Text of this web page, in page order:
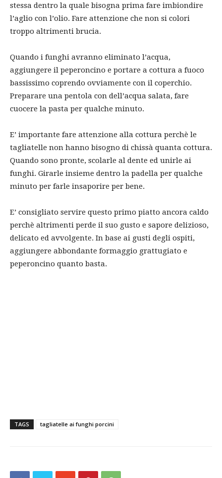
stessa dentro la quale bisogna prima fare imbiondire
l’aglio con l’olio. Fare attenzione che non si colori
troppo altrimenti brucia.
Quando i funghi avranno eliminato l’acqua,
aggiungere il peperoncino e portare a cottura a fuoco
bassissimo coprendo ovviamente con il coperchio.
Preparare una pentola con dell’acqua salata, fare
cuocere la pasta per qualche minuto.
E’ importante fare attenzione alla cottura perchè le
tagliatelle non hanno bisogno di chissà quanta cottura.
Quando sono pronte, scolarle al dente ed unirle ai
funghi. Girarle insieme dentro la padella per qualche
minuto per farle insaporire per bene.
E’ consigliato servire questo primo piatto ancora caldo
perchè altrimenti perde il suo gusto e sapore delizioso,
delicato ed avvolgente. In base ai gusti degli ospiti,
aggiungere abbondante formaggio grattugiato e
peperoncino quanto basta.
TAGS tagliatelle ai funghi porcini